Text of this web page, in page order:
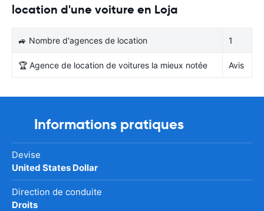
location d'une voiture en Loja
🚙 Nombre d'agences de location 1
🏆 Agence de location de voitures la mieux notée Avis
Informations pratiques
Devise
United States Dollar
Direction de conduite
Droits